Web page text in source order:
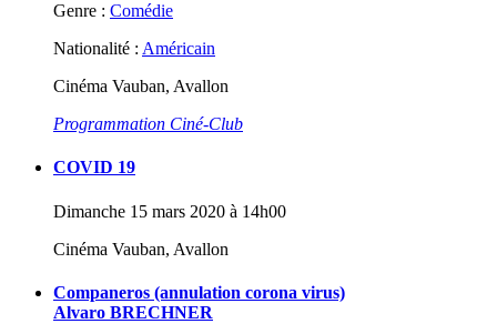
Genre : Comédie
Nationalité : Américain
Cinéma Vauban, Avallon
Programmation Ciné-Club
COVID 19
Dimanche 15 mars 2020 à 14h00
Cinéma Vauban, Avallon
Companeros (annulation corona virus)
Alvaro BRECHNER